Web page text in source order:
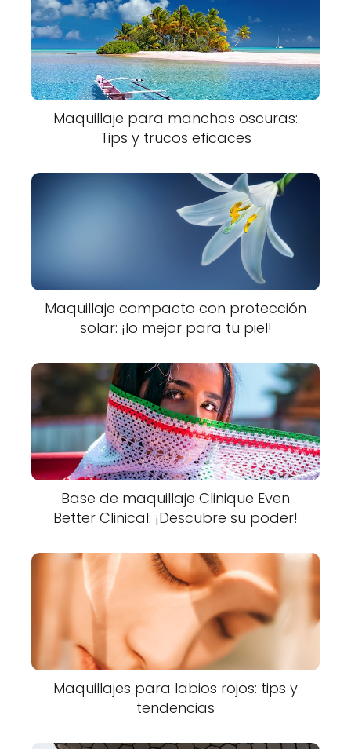
Maquillaje para manchas oscuras:
Tips y trucos eficaces
Maquillaje compacto con protección
solar: ¡lo mejor para tu piel!
Base de maquillaje Clinique Even
Better Clinical: ¡Descubre su poder!
Maquillajes para labios rojos: tips y
tendencias